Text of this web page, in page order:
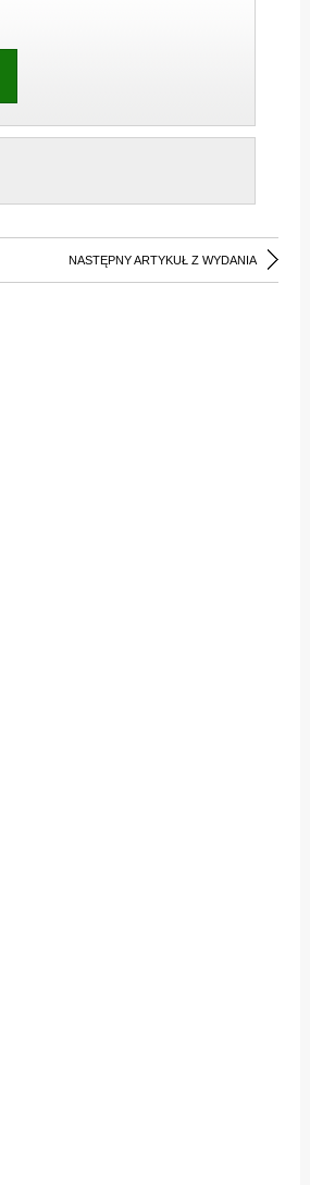
NASTĘPNY ARTYKUŁ Z WYDANIA